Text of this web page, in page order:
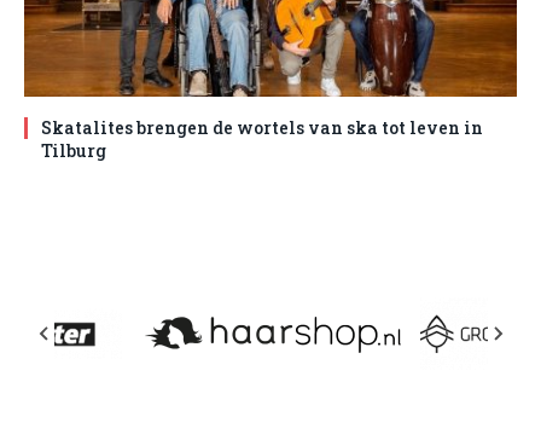
Skatalites brengen de wortels van ska tot leven in
Tilburg